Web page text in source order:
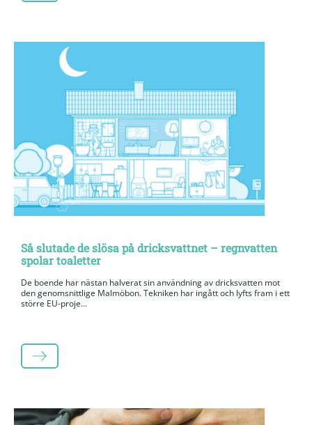
Så slutade de slösa på dricksvattnet – regnvatten
spolar toaletter
De boende har nästan halverat sin användning av dricksvatten mot
den genomsnittlige Malmöbon. Tekniken har ingått och lyfts fram i ett
större EU-proje...
LÄS MER